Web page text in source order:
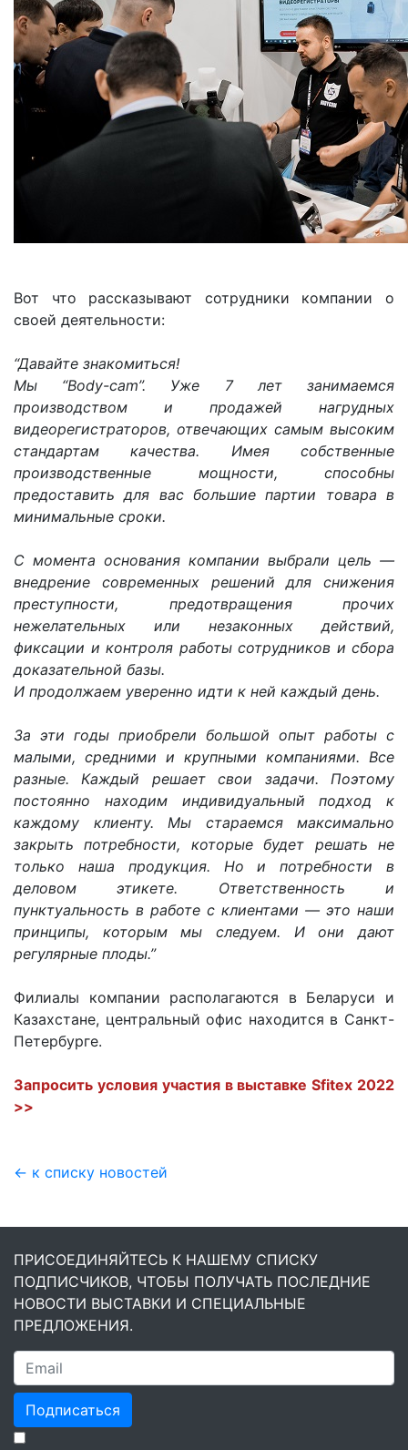
Вот что рассказывают сотрудники компании о
своей деятельности:
“Давайте знакомиться!
Мы “Body-cam”. Уже 7 лет занимаемся
производством и продажей нагрудных
видеорегистраторов, отвечающих самым высоким
стандартам качества. Имея собственные
производственные мощности, способны
предоставить для вас большие партии товара в
минимальные сроки.
С момента основания компании выбрали цель —
внедрение современных решений для снижения
преступности, предотвращения прочих
нежелательных или незаконных действий,
фиксации и контроля работы сотрудников и сбора
доказательной базы.
И продолжаем уверенно идти к ней каждый день.
За эти годы приобрели большой опыт работы с
малыми, средними и крупными компаниями. Все
разные. Каждый решает свои задачи. Поэтому
постоянно находим индивидуальный подход к
каждому клиенту. Мы стараемся максимально
закрыть потребности, которые будет решать не
только наша продукция. Но и потребности в
деловом этикете. Ответственность и
пунктуальность в работе с клиентами — это наши
принципы, которым мы следуем. И они дают
регулярные плоды.”
Филиалы компании располагаются в Беларуси и
Казахстане, центральный офис находится в Санкт-
Петербурге.
Запросить условия участия в выставке Sfitex 2022
>>
← к списку новостей
ПРИСОЕДИНЯЙТЕСЬ К НАШЕМУ СПИСКУ
ПОДПИСЧИКОВ, ЧТОБЫ ПОЛУЧАТЬ ПОСЛЕДНИЕ
НОВОСТИ ВЫСТАВКИ И СПЕЦИАЛЬНЫЕ
ПРЕДЛОЖЕНИЯ.
Подписаться